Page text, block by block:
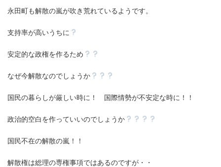
永田町も解散の嵐が吹き荒れているようです。
支持率が高いうちに
安定的な政権を作るため
なぜ今解散なのでしょうか
国民の暮らしが厳しい時に！ 国際情勢が不安定な時に！！
政治的空白を作っていいのでしょうか
国民不在の解散の嵐！！
解散権は総理の専権事項ではあるのですが・・